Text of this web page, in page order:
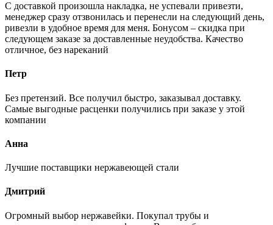
С доставкой произошла накладка, не успевали привезти,
менеджер сразу отзвонилась и перенесли на следующий день,
ривезли в удобное время для меня. Бонусом – скидка при
следующем заказе за доставленные неудобства. Качество
отличное, без нареканий
Петр
Без претензий. Все получил быстро, заказывал доставку.
Самые выгодные расценки получились при заказе у этой
компании
Анна
Лучшие поставщики нержавеющей стали
Дмитрий
Огромный выбор нержавейки. Покупал трубы и